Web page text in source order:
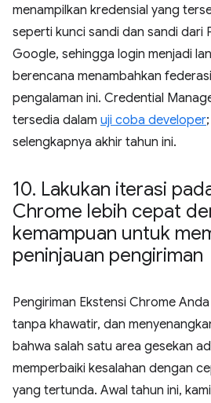
menampilkan kredensial yang
seperti kunci sandi dan sandi dari
Google, sehingga login menjadi
berencana menambahkan
pengalaman ini. Credential
tersedia dalam uji coba developer
selengkapnya akhir tahun ini.
10. Lakukan iterasi
Chrome lebih cepat
kemampuan untuk
peninjauan pengiriman
Pengiriman Ekstensi Chrome
tanpa khawatir, dan
bahwa salah satu area gesekan
memperbaiki kesalahan dengan
yang tertunda. Awal tahun ini,